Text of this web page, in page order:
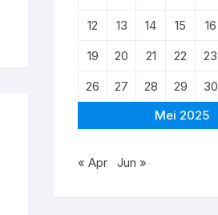
Mei 2025
12
13 14 15 16
19
20 21 22 23
26
27 28 29 30
« Apr Jun »